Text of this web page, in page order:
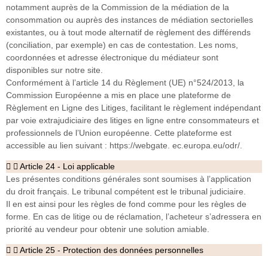
notamment auprès de la Commission de la médiation de la
consommation ou auprès des instances de médiation sectorielles
existantes, ou à tout mode alternatif de règlement des différends
(conciliation, par exemple) en cas de contestation. Les noms,
coordonnées et adresse électronique du médiateur sont
disponibles sur notre site.
Conformément à l’article 14 du Règlement (UE) n°524/2013, la
Commission Européenne a mis en place une plateforme de
Règlement en Ligne des Litiges, facilitant le règlement indépendant
par voie extrajudiciaire des litiges en ligne entre consommateurs et
professionnels de l’Union européenne. Cette plateforme est
accessible au lien suivant : https://webgate. ec.europa.eu/odr/.
Article 24 - Loi applicable
Les présentes conditions générales sont soumises à l’application
du droit français. Le tribunal compétent est le tribunal judiciaire.
Il en est ainsi pour les règles de fond comme pour les règles de
forme. En cas de litige ou de réclamation, l’acheteur s’adressera en
priorité au vendeur pour obtenir une solution amiable.
Article 25 - Protection des données personnelles